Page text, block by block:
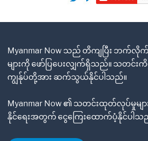
Myanmar Now သည် တိကျပြီး ဘက်လို
များကို ဖော်ပြပေးလျှက်ရှိသည်။ သတင်းကိ
ကျွန်ုပ်တို့အား ဆက်သွယ်နိုင်ပါသည်။
Myanmar Now ၏ သတင်းထုတ်လုပ်မှုမ
နိုင်ရေးအတွက် ငွေကြေးထောက်ပံ့နိုင်ပါသ